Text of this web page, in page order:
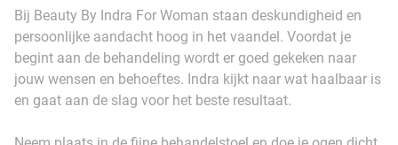
Bij Beauty By Indra For Woman staan deskundigheid en
persoonlijke aandacht hoog in het vaandel. Voordat je
begint aan de behandeling wordt er goed gekeken naar
jouw wensen en behoeftes. Indra kijkt naar wat haalbaar is
en gaat aan de slag voor het beste resultaat.